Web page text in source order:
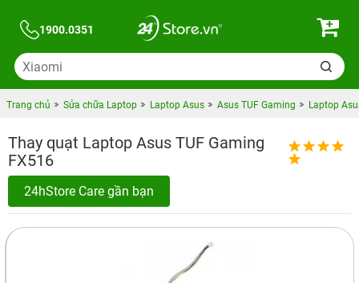
1900.0351
Trang chủ Sửa chữa Laptop Laptop Asus Asus TUF Gaming Laptop
Thay quạt Laptop Asus TUF Gaming
FX516
24hStore Care gần bạn